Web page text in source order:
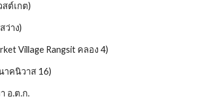
สต์เกต)
ว่าง)
Village Rangsit คลอง 4)
าคนิวาส 16)
อ.ต.ก.